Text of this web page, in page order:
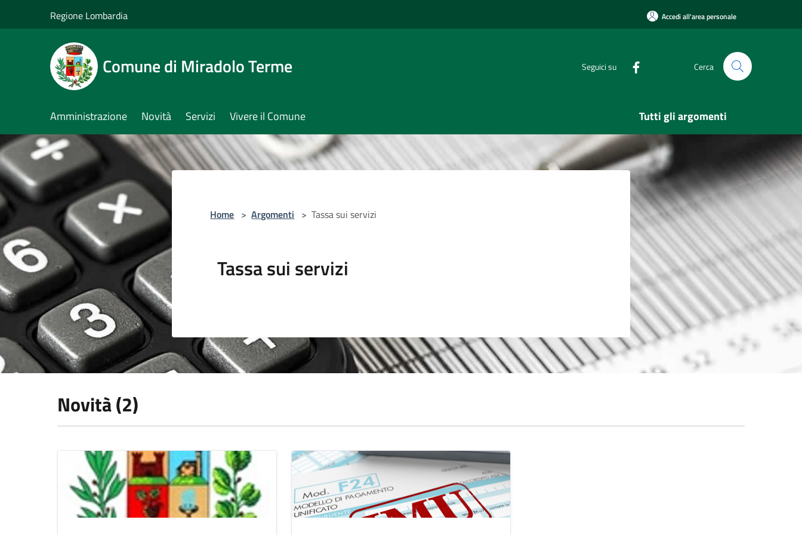
Regione Lombardia Accedi all'area personale
Comune di Miradolo Terme Seguici su Cerca
Amministrazione Novità Servizi Vivere il Comune Tutti gli argomenti
Home > Argomenti > Tassa sui servizi
Tassa sui servizi
Novità (2)